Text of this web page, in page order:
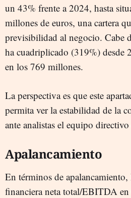
un 43% frente a 2024, hasta
millones de euros, una cartera
previsibilidad al negocio. Cabe
ha cuadriplicado (319%) desde
en los 769 millones.
La perspectiva es que este
permita ver la estabilidad de la
ante analistas el equipo
Apalancamiento
En términos de
financiera neta total/EBITDA